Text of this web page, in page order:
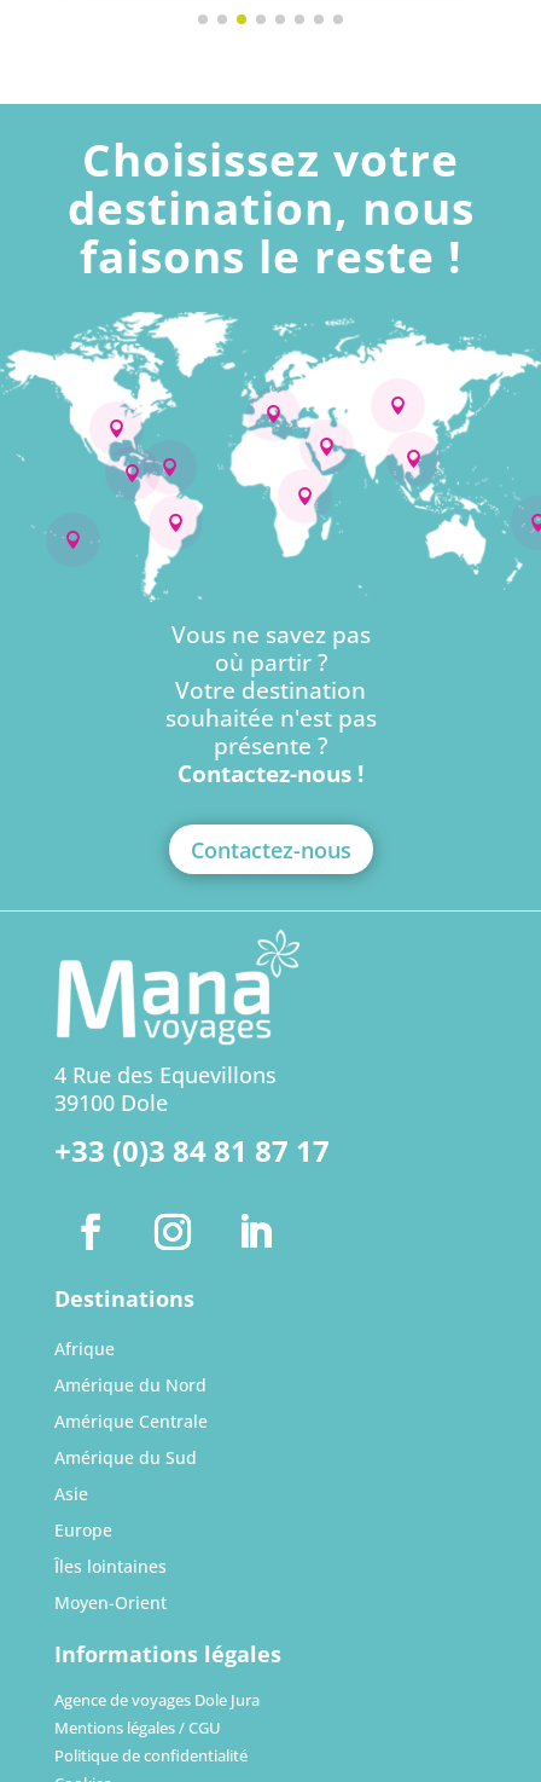
Choisissez votre
destination, nous
faisons le reste !








 
Vous ne savez pas
où partir ?
Votre destination
souhaitée n'est pas
présente ?
Contactez-nous !
Contactez-nous
4 Rue des Equevillons
39100 Dole
+33 (0)3 84 81 87 17
Destinations
Afrique
Amérique du Nord
Amérique Centrale
Amérique du Sud
Asie
Europe
Îles lointaines
Moyen-Orient
Informations légales
Agence de voyages Dole Jura
Mentions légales / CGU
Politique de confidentialité